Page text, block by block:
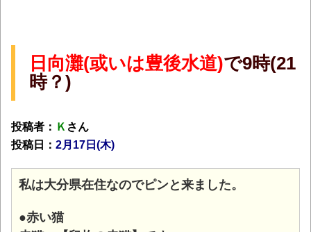
日向灘(或いは豊後水道)で9時(21
時？)
投稿者： Ｋ さん
投稿日： 2月17日(木)
私は大分県在住なのでピンと来ました。
●赤い猫